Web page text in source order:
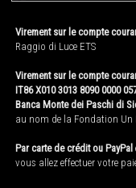
Virement sur le compte
Raggio di Luce ETS
Virement sur le compte
IT86 X010 3013 8090 0000
Banca Monte dei Paschi di
au nom de la Fondation Un
Par carte de crédit ou PayPal
vous allez effectuer votre